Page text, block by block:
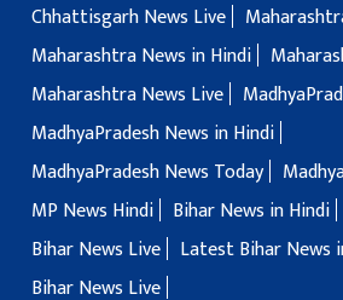
Chhattisgarh News Live
Maharashtra News in Hindi
Maharashtra News Live
MadhyaPradesh News in Hindi
MadhyaPradesh News Today
MP News Hindi
Bihar News in Hindi
Bihar News Live
Latest Bihar News
Bihar News Live